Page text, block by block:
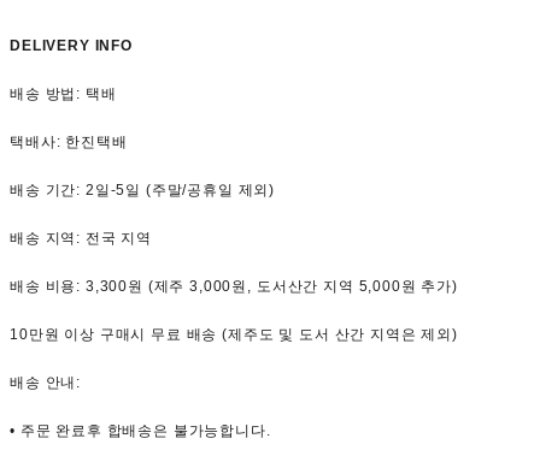
DELIVERY INFO
배송 방법: 택배
택배사: 한진택배
배송 기간: 2일-5일 (주말/공휴일 제외)
배송 지역: 전국 지역
배송 비용: 3,300원 (제주 3,000원, 도서산간 지역 5,000원 추가)
10만원 이상 구매시 무료 배송 (제주도 및 도서 산간 지역은 제외)
배송 안내:
• 주문 완료후 합배송은 불가능합니다.